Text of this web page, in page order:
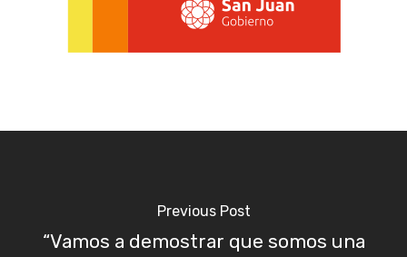
Previous Post
“Vamos a demostrar que somos una